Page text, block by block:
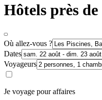
Hôtels près
Où allez-vous ?
Dates
Voyageurs
Je voyage pour affaires